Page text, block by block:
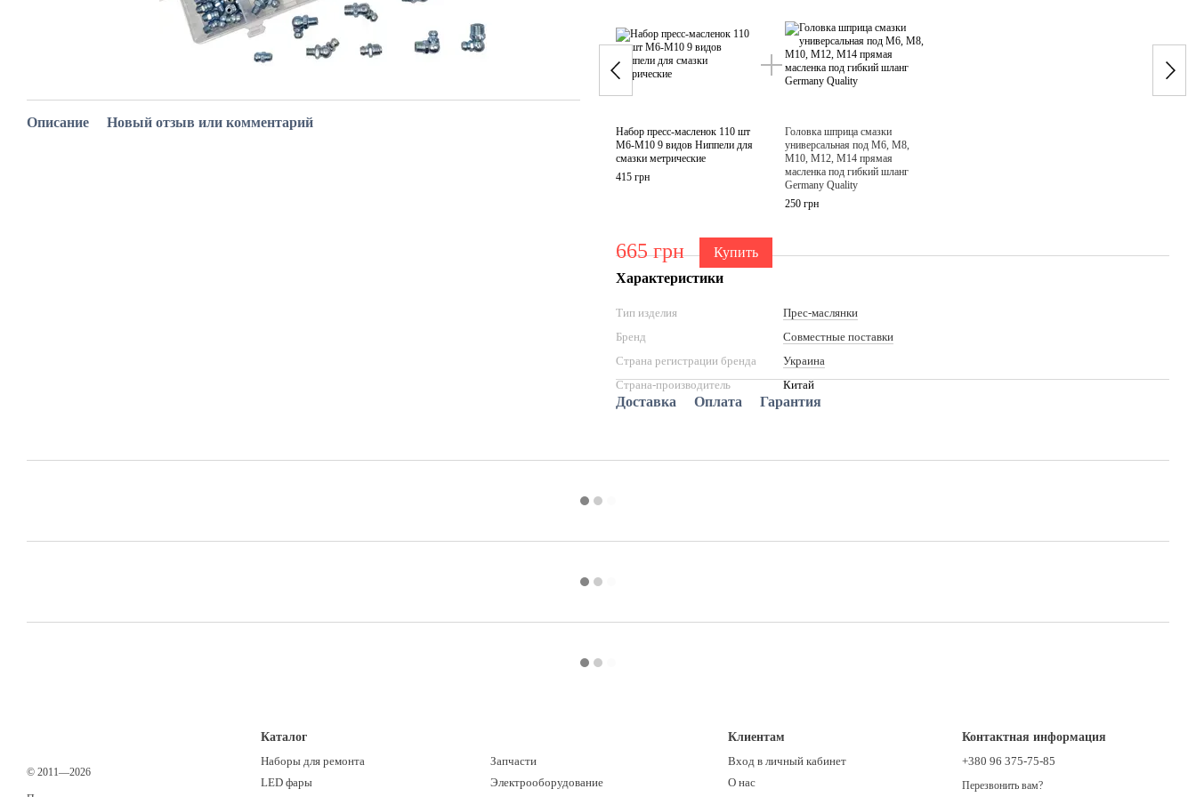
Описание Новый отзыв или комментарий
Набор пресс-масленок 110 шт
М6-М10 9 видов Ниппели для
смазки метрические
415 грн
Головка шприца смазки
универсальная под М6, М8,
М10, М12, М14 прямая
масленка под гибкий шланг
Germany Quality
250 грн
665 грн Купить
Характеристики
Тип изделия
Прес-маслянки
Бренд
Совместные поставки
Страна регистрации бренда
Украина
Страна-производитель
Китай
Доставка Оплата Гарантия
© 2011—2026
Каталог
Наборы для ремонта
LED фары
Запчасти
Электрооборудование
Клиентам
Вход в личный кабинет
О нас
Контактная информация
+380 96 375-75-85
Перезвонить вам?